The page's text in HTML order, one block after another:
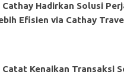
Cathay Hadirkan Solusi
Efisien via Cathay
Catat Kenaikan Transaksi